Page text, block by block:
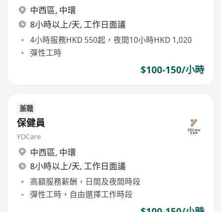
中西區, 中環
8小時以上/天, 工作日面議
4小時服務HKD 550起，夜間10小時HKD 1,020
彈性工時
$100-150/小時
兼職
保健員
YDCare
中西區, 中環
8小時以上/天, 工作日面議
高額服務薪酬，日間及夜間時段
彈性工時，自由選擇工作時段